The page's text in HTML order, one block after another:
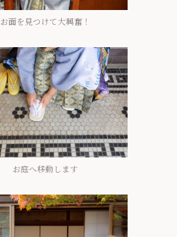
お面を見つけて大興奮！
お庭へ移動します